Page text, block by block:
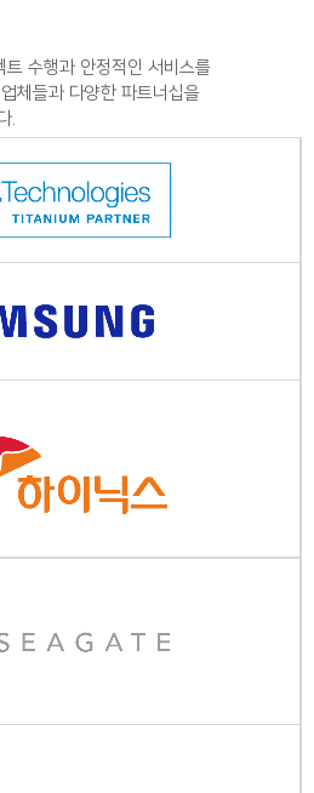
트 수행과 안정적인 서비스를
체들과 다양한 파트너십을
.